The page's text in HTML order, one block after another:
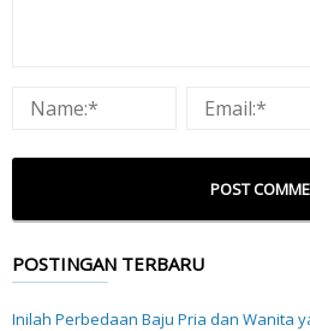
POSTINGAN TERBARU
Inilah Perbedaan Baju Pria dan Wanita